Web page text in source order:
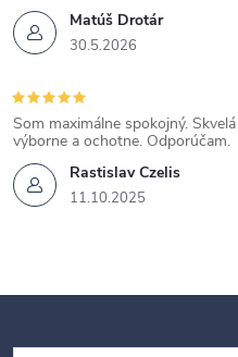
Matúš Drotár
30.5.2026
Rastislav Czelis
11.10.2025
Som maximálne spokojný.
výborne a ochotne. Odporúčam.